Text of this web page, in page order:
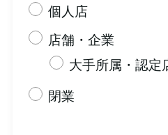
個人店
店舗・企業
大手所属・認定
閉業